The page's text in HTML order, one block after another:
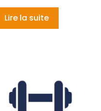
Lire la suite